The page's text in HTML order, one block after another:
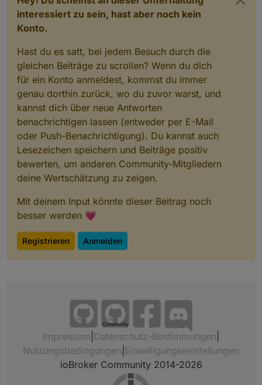
interessiert zu sein, hast aber noch kein
Konto.
Hast du es satt, bei jedem Besuch durch die
gleichen Beiträge zu scrollen? Wenn du dich
für ein Konto anmeldest, kommst du immer
genau dorthin zurück, wo du zuvor warst, und
kannst dich über neue Antworten
benachrichtigen lassen (entweder per E-Mail
oder Push-Benachrichtigung). Du kannst auch
Lesezeichen speichern und Beiträge positiv
bewerten, um anderen Community-Mitgliedern
deine Wertschätzung zu zeigen.
Mit deinem Input könnte dieser Beitrag noch
besser werden 💗
Registrieren Anmelden
Community
Impressum Datenschutz-Bestimmungen
Nutzungsbedingungen Einwilligungseinstellungen
ioBroker Community 2014-2026